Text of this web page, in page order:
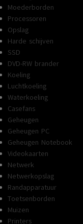
Moederborden
Processoren
Opslag
Harde schijven
SSD
DVD-RW brander
Koeling
Luchtkoeling
Waterkoeling
Casefans
Geheugen
Geheugen PC
Geheugen Notebook
Videokaarten
Netwerk
Netwerkopslag
Randapparatuur
Toetsenborden
Muizen
Printers